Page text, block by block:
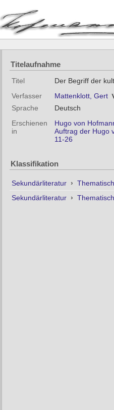
Titelaufnahme
Titel
Der Begriff der
Verfasser
Mattenklott, Gert
Sprache
Deutsch
Erschienen
in
Hugo von
Auftrag der Hugo
11-26
Klassifikation
Sekundärliteratur ›
Sekundärliteratur ›